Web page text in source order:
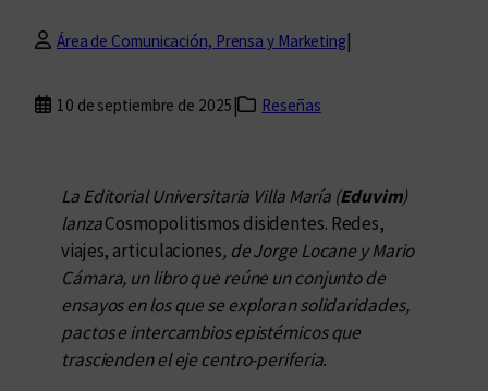
Área de Comunicación, Prensa y Marketing|
10 de septiembre de 2025 | Reseñas
La Editorial Universitaria Villa María (Eduvim)
lanzaCosmopolitismos disidentes. Redes,
viajes, articulaciones, de Jorge Locane y Mario
Cámara, un libro que reúne un conjunto de
ensayos en los que se exploran solidaridades,
pactos e intercambios epistémicos que
trascienden el eje centro-periferia.